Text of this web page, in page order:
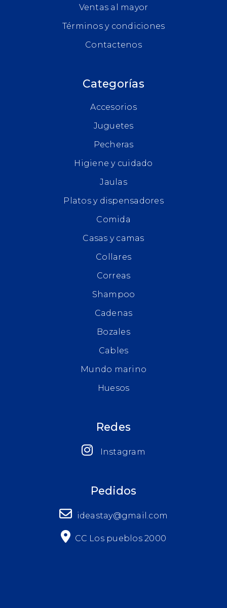
Ventas al mayor
Términos y condiciones
Contactenos
Categorías
Accesorios
Juguetes
Pecheras
Higiene y cuidado
Jaulas
Platos y dispensadores
Comida
Casas y camas
Collares
Correas
Shampoo
Cadenas
Bozales
Cables
Mundo marino
Huesos
Redes
Instagram
Pedidos
ideastay@gmail.com
CC Los pueblos 2000